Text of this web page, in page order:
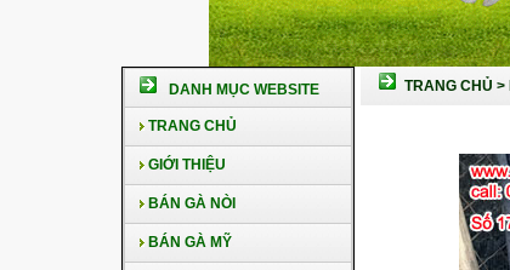
DANH MỤC WEBSITE
TRANG CHỦ
GIỚI THIỆU
BÁN GÀ NÒI
BÁN GÀ MỸ
TRANG CHỦ >